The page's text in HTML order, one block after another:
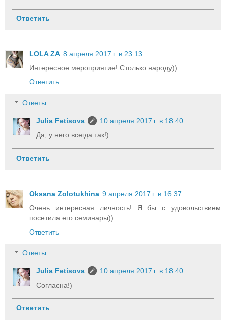
Ответить
LOLA ZA 8 апреля 2017 г. в 23:13
Интересное мероприятие! Столько народу))
Ответить
Ответы
Julia Fetisova
10 апреля 2017 г. в 18:40
Да, у него всегда так!)
Ответить
Oksana Zolotukhina 9 апреля 2017 г. в 16:37
Очень интересная личность! Я бы с удовольствием
посетила его семинары))
Ответить
Ответы
Julia Fetisova
10 апреля 2017 г. в 18:40
Согласна!)
Ответить